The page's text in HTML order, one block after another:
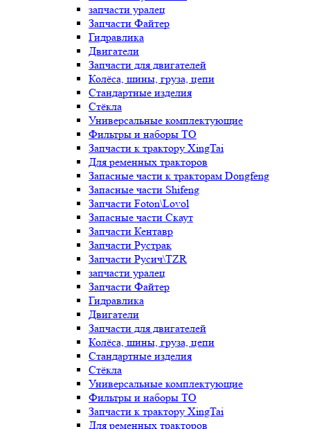
запчасти уралец
Запчасти Файтер
Гидравлика
Двигатели
Запчасти для двигателей
Колёса, шины, груза, цепи
Стандартные изделия
Стёкла
Универсальные комплектующие
Фильтры и наборы ТО
Запчасти к трактору XingTai
Для ременных тракторов
Запасные части к тракторам Dongfeng
Запасные части Shifeng
Запчасти Foton\Lovol
Запасные части Скаут
Запчасти Кентавр
Запчасти Рустрак
Запчасти Русич\TZR
запчасти уралец
Запчасти Файтер
Гидравлика
Двигатели
Запчасти для двигателей
Колёса, шины, груза, цепи
Стандартные изделия
Стёкла
Универсальные комплектующие
Фильтры и наборы ТО
Запчасти к трактору XingTai
Для ременных тракторов